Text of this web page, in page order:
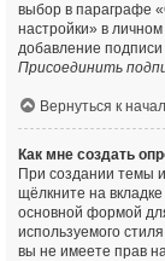
выбор в параграфе
настройки» в
добавление
Присоединить
Вернуться к
Как мне создать
При создании темы
щёлкните на
основной формой
используемого
вы не имеете прав